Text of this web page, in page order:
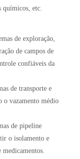
químicos, etc.
de exploração,
de campos de
confiáveis da
de transporte e
o vazamento médio
de pipeline
o isolamento e
medicamentos.